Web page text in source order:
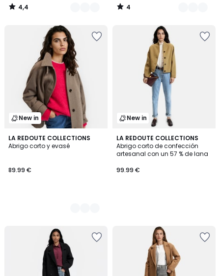
4,4
/
4
/
New in
LA REDOUTE COLLECTIONS
Abrigo corto y evasé
89.99 €
2
Colores
New in
LA REDOUTE COLLECTIONS
Abrigo corto de confección
artesanal con un 57 % de lana
99.99 €